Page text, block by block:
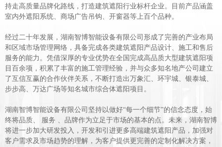
持走高质量品牌化路线，打造建筑遮阳行业标杆企业。目前产品涵盖
室内外遮阳系统、商场广告吊钩、开窗器等上百个品种。
经过二十年发展，湖南智博智能设备有限公司形成了完善的产业布局
和区域市场管理网络，具备完成各类建筑遮阳产品设计、施工和售后
服务的能力。凭借深厚的专业优势在全国完成高品质大型建筑遮阳项
目百余项，积累了丰富的施工管理经验，并与众多知名地产公司建立
了互信互赢的合作伙伴关系，不断打造出万象汇、环宇城、银泰城、
步步高、万达广场等知名城市综合体遮阳项目。
湖南智博智能设备有限公司坚持以做好“每一个细节”的信念态度，始
终将品质、 服务 、品牌作为立足于市场的基本的点。未来，湖南智博
将进一步加大研发投入，开发和引进更多高端建筑遮阳产品，加强对
客户需求及市场趋势的理解，为客户提供更完善的定制化解决方案，